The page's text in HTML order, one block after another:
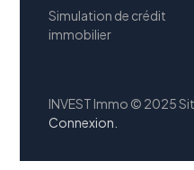
Simulation de crédit
immobilier
INVEST Immo © 2025
Connexion.